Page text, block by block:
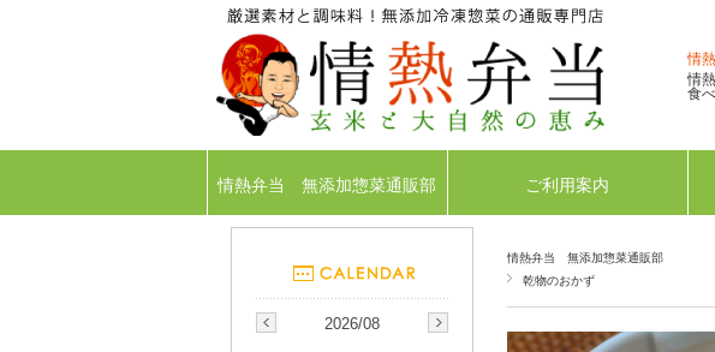
情
情
食
情熱弁当 無添加惣菜通販部 ご利用案内
情熱弁当 無添加惣菜通販部
乾物のおかず
2026/08